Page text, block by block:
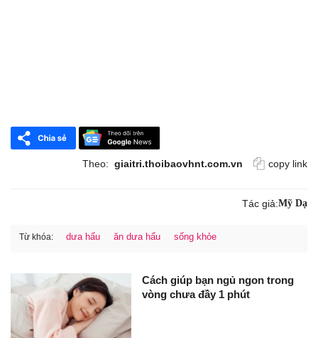
Theo: giaitri.thoibaovhnt.com.vn copy link
Tác giả:Mỹ Dạ
Từ khóa: dưa hấu ăn dưa hấu sống khỏe
Cách giúp bạn ngủ ngon trong
vòng chưa đầy 1 phút